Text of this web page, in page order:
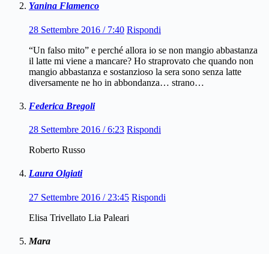
Yanina Flamenco
28 Settembre 2016 / 7:40 Rispondi
“Un falso mito” e perché allora io se non mangio abbastanza
il latte mi viene a mancare? Ho straprovato che quando non
mangio abbastanza e sostanzioso la sera sono senza latte
diversamente ne ho in abbondanza… strano…
Federica Bregoli
28 Settembre 2016 / 6:23 Rispondi
Roberto Russo
Laura Olgiati
27 Settembre 2016 / 23:45 Rispondi
Elisa Trivellato Lia Paleari
Mara